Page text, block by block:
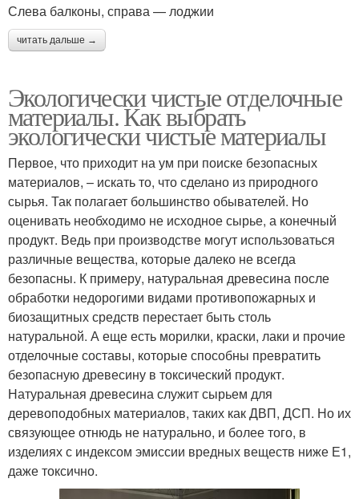
Слева балконы, справа — лоджии
читать дальше →
Экологически чистые отделочные
материалы. Как выбрать
экологически чистые материалы
Первое, что приходит на ум при поиске безопасных
материалов, – искать то, что сделано из природного
сырья. Так полагает большинство обывателей. Но
оценивать необходимо не исходное сырье, а конечный
продукт. Ведь при производстве могут использоваться
различные вещества, которые далеко не всегда
безопасны. К примеру, натуральная древесина после
обработки недорогими видами противопожарных и
биозащитных средств перестает быть столь
натуральной. А еще есть морилки, краски, лаки и прочие
отделочные составы, которые способны превратить
безопасную древесину в токсический продукт.
Натуральная древесина служит сырьем для
деревоподобных материалов, таких как ДВП, ДСП. Но их
связующее отнюдь не натурально, и более того, в
изделиях с индексом эмиссии вредных веществ ниже Е1,
даже токсично.